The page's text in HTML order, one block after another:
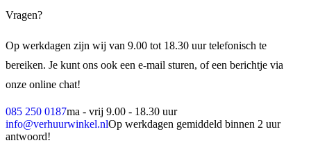
Vragen?
Op werkdagen zijn wij van 9.00 tot 18.30 uur telefonisch te
bereiken. Je kunt ons ook een e-mail sturen, of een berichtje via
onze online chat!
085 250 0187ma - vrij 9.00 - 18.30 uur
info@verhuurwinkel.nlOp werkdagen gemiddeld binnen 2 uur
antwoord!